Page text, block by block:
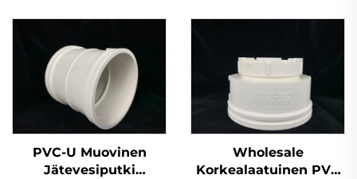
PVC-U Muovinen
Jätevesiputki
Wholesale
Korkealaatuinen PVC